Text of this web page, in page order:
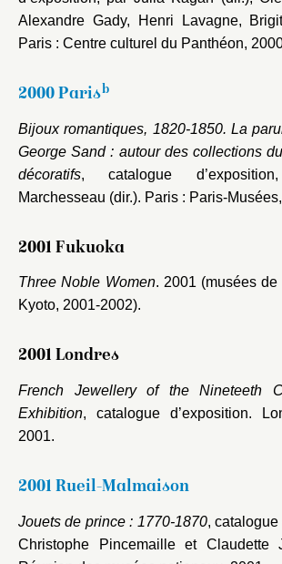
Alexandre Gady, Henri Lavagne,
Paris : Centre culturel du Panthéon,
2000 Parisb
Bijoux romantiques, 1820-1850. La
George Sand : autour des collections
décoratifs, catalogue
Marchesseau (dir.). Paris : Paris-
2001 Fukuoka
Three Noble Women. 2001 (musées de
Kyoto, 2001-2002).
2001 Londres
French Jewellery of the Nineteeth
Exhibition, catalogue d’exposition.
2001.
2001 Rueil-Malmaison
Jouets de prince : 1770-1870, catalogue
Christophe Pincemaille et Claudette